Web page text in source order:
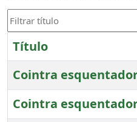
Filtrar título
Título
Cointra
Cointra